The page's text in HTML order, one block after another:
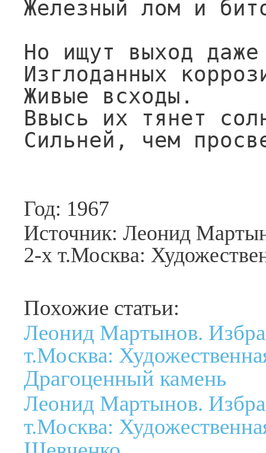
Железный лом и
Но ищут выход
Изглоданных
Живые всходы.
Ввысь их тянет
Сильней, чем
Год: 1967
Источник: Леонид
2-х т.Москва:
Похожие статьи:
Леонид Мартынов.
т.Москва:
Драгоценный камень
Леонид Мартынов.
т.Москва: